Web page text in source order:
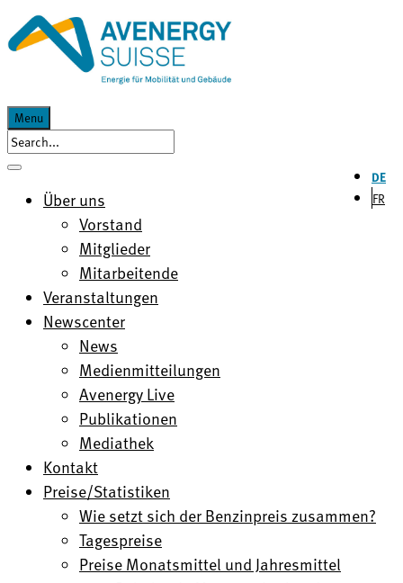
Menu
DE
FR
Über uns
Vorstand
Mitglieder
Mitarbeitende
Veranstaltungen
Newscenter
News
Medienmitteilungen
Avenergy Live
Publikationen
Mediathek
Kontakt
Preise/Statistiken
Wie setzt sich der Benzinpreis zusammen?
Tagespreise
Preise Monatsmittel und Jahresmittel